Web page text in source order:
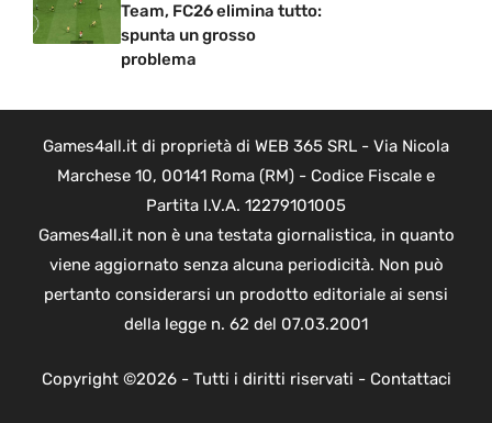
Team, FC26 elimina tutto:
spunta un grosso
problema
Games4all.it di proprietà di WEB 365 SRL - Via Nicola
Marchese 10, 00141 Roma (RM) - Codice Fiscale e
Partita I.V.A. 12279101005
Games4all.it non è una testata giornalistica, in quanto
viene aggiornato senza alcuna periodicità. Non può
pertanto considerarsi un prodotto editoriale ai sensi
della legge n. 62 del 07.03.2001
Copyright ©2026 - Tutti i diritti riservati - Contattaci